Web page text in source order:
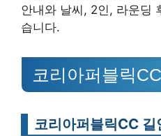
안내와 날씨, 2인, 라운딩
습니다.
코리아퍼블릭CC
코리아퍼블릭CC 길